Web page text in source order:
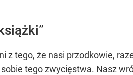
z tego, że nasi przodkowie,
tego zwycięstwa. Nasz